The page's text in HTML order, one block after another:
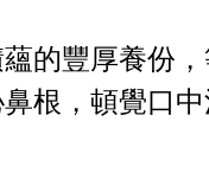
的豐厚養份
根，頓覺口